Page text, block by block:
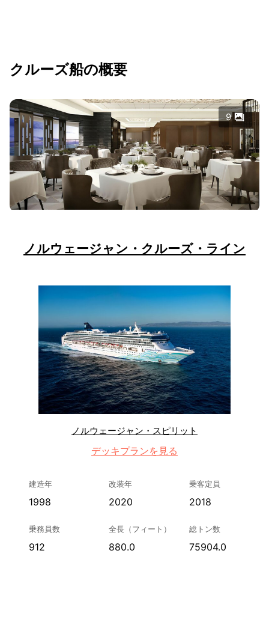
クルーズ船の概要
9
ノルウェージャン・クルーズ・ライン
ノルウェージャン・スピリット
デッキプランを見る
建造年
1998
改装年
2020
乗客定員
2018
乗務員数
912
全長（フィート）
880.0
総トン数
75904.0